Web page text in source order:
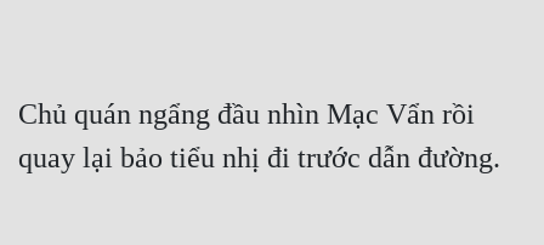
Chủ quán ngẩng đầu nhìn Mạc Vẩn rồi